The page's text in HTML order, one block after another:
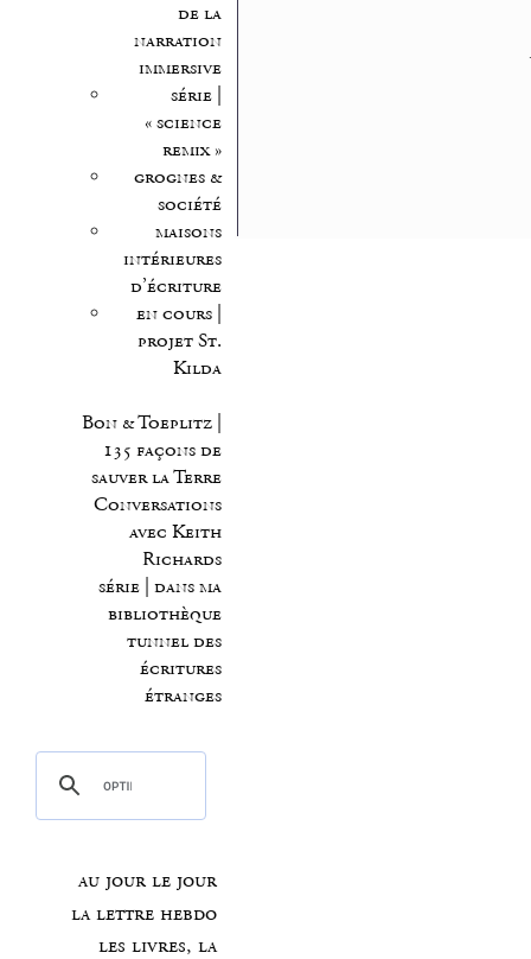
de la
narration
immersive
série |
« science
remix »
grognes &
société
maisons
intérieures
d’écriture
en cours |
projet St.
Kilda
Bon & Toeplitz |
135 façons de
sauver la Terre
Conversations
avec Keith
Richards
série | dans ma
bibliothèque
tunnel des
écritures
étranges
au jour le jour
la lettre hebdo
les livres, la